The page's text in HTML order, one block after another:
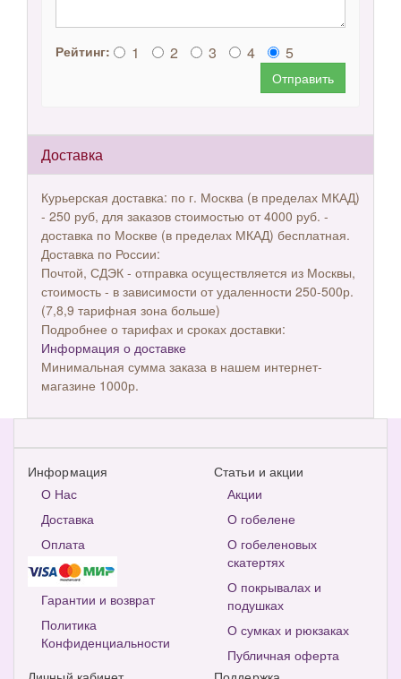
Рейтинг: 1 2 3 4 5
Отправить
Доставка
Курьерская доставка: по г. Москва (в пределах МКАД)
- 250 руб, для заказов стоимостью от 4000 руб. -
доставка по Москве (в пределах МКАД) бесплатная.
Доставка по России:
Почтой, СДЭК - отправка осуществляется из Москвы,
стоимость - в зависимости от удаленности 250-500р.
(7,8,9 тарифная зона больше)
Подробнее о тарифах и сроках доставки:
Информация о доставке
Минимальная сумма заказа в нашем интернет-
магазине 1000р.
Информация
О Нас
Доставка
Оплата
Гарантии и возврат
Политика
Конфиденциальности
Статьи и акции
Акции
О гобелене
О гобеленовых
скатертях
О покрывалах и
подушках
О сумках и рюкзаках
Публичная оферта